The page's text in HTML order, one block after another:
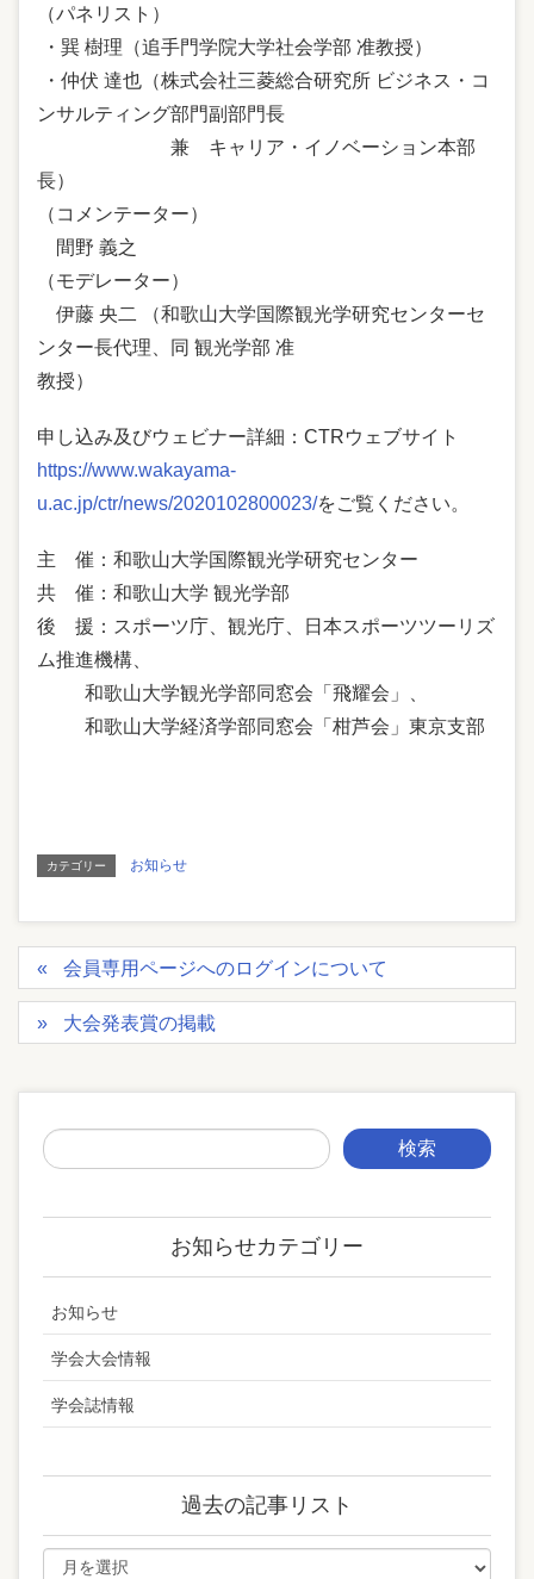
（パネリスト）
・巽 樹理（追手門学院大学社会学部 准教授）
・仲伏 達也（株式会社三菱総合研究所 ビジネス・コ
ンサルティング部門副部門長
兼 キャリア・イノベーション本部
長）
（コメンテーター）
間野 義之
（モデレーター）
伊藤 央二 （和歌山大学国際観光学研究センターセ
ンター長代理、同 観光学部 准
教授）
申し込み及びウェビナー詳細：CTRウェブサイト
https://www.wakayama-
u.ac.jp/ctr/news/2020102800023/をご覧ください。
主 催：和歌山大学国際観光学研究センター
共 催：和歌山大学 観光学部
後 援：スポーツ庁、観光庁、日本スポーツツーリズ
ム推進機構、
和歌山大学観光学部同窓会「飛耀会」、
和歌山大学経済学部同窓会「柑芦会」東京支部
カテゴリー お知らせ
会員専用ページへのログインについて
大会発表賞の掲載
お知らせカテゴリー
お知らせ
学会大会情報
学会誌情報
過去の記事リスト